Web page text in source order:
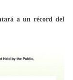
a un récord del